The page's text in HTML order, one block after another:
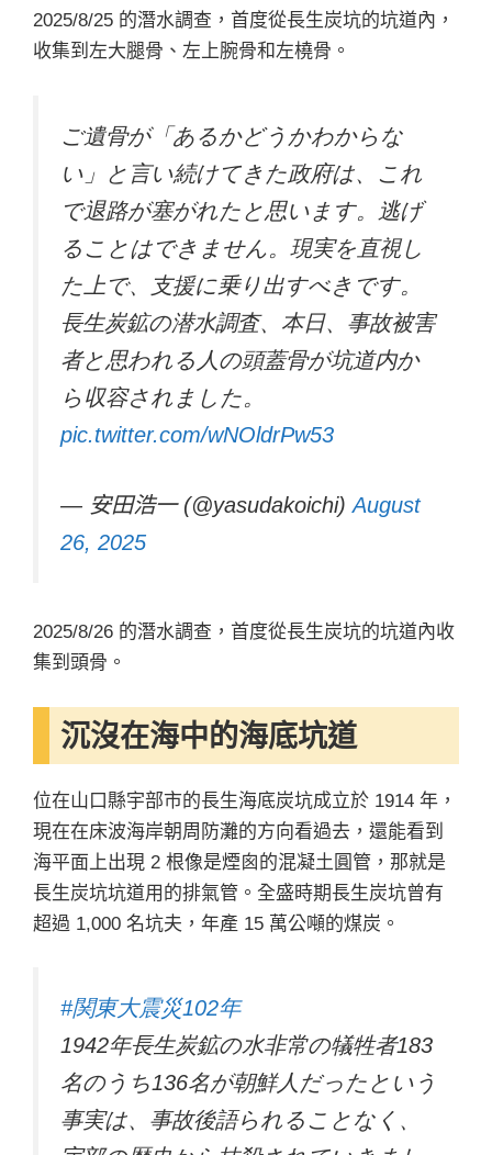
2025/8/25 的潛水調查，首度從長生炭坑的坑道內，
收集到左大腿骨、左上腕骨和左橈骨。
ご遺骨が「あるかどうかわからな
い」と言い続けてきた政府は、これ
で退路が塞がれたと思います。逃げ
ることはできません。現実を直視し
た上で、支援に乗り出すべきです。
長生炭鉱の潜水調査、本日、事故被害
者と思われる人の頭蓋骨が坑道内か
ら収容されました。
pic.twitter.com/wNOldrPw53
— 安田浩一 (@yasudakoichi)August
26, 2025
2025/8/26 的潛水調查，首度從長生炭坑的坑道內收
集到頭骨。
沉沒在海中的海底坑道
位在山口縣宇部市的長生海底炭坑成立於 1914 年，
現在在床波海岸朝周防灘的方向看過去，還能看到
海平面上出現 2 根像是煙囪的混凝土圓管，那就是
長生炭坑坑道用的排氣管。全盛時期長生炭坑曾有
超過 1,000 名坑夫，年產 15 萬公噸的煤炭。
#関東大震災102年
1942年長生炭鉱の水非常の犠牲者183
名のうち136名が朝鮮人だったという
事実は、事故後語られることなく、